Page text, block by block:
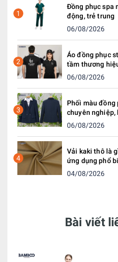
1
Đồng phục spa
động, trẻ trung
06/08/2026
2
Áo đồng phục
tầm thương
06/08/2026
3
Phối màu đồng
chuyên nghiệp,
06/08/2026
4
Vải kaki thô là
ứng dụng phổ
04/08/2026
Bài viết